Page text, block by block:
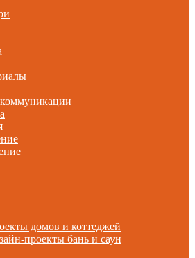
домов и коттеджей
проекты бань и саун